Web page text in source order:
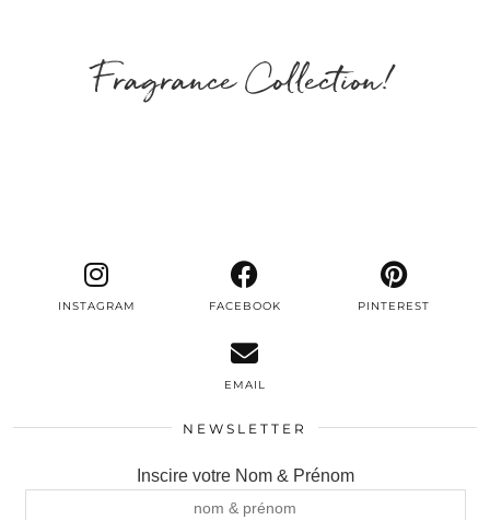
Fragrance Collection!
INSTAGRAM FACEBOOK PINTEREST
EMAIL
NEWSLETTER
Inscire votre Nom & Prénom